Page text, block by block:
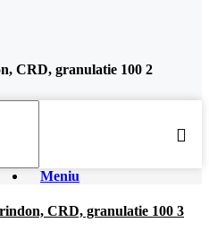
Meniu